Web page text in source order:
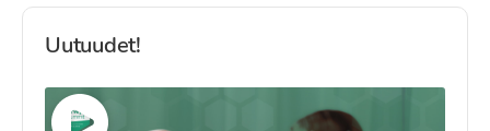
Uutuudet!